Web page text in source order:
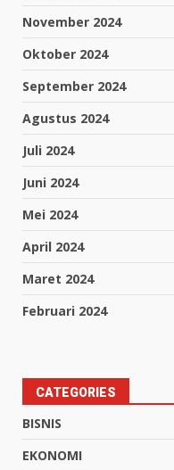
November 2024
Oktober 2024
September 2024
Agustus 2024
Juli 2024
Juni 2024
Mei 2024
April 2024
Maret 2024
Februari 2024
CATEGORIES
BISNIS
EKONOMI